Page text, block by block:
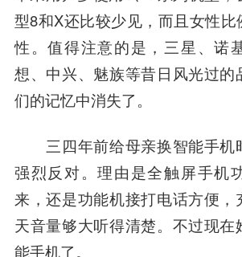
型8和X还比较少见，而且女性比
性。值得注意的是，三星、诺
想、中兴、魅族等昔日风光过的
们的记忆中消失了。
三四年前给母亲换智能手机
强烈反对。理由是全触屏手机
来，还是功能机接打电话方便，
天音量够大听得清楚。不过现在
能手机了。